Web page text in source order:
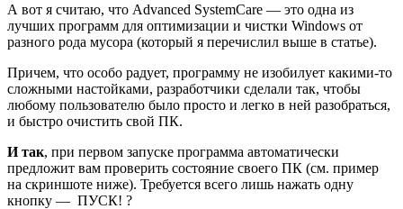
А вот я считаю, что Advanced SystemCare — это одна из
лучших программ для оптимизации и чистки Windows от
разного рода мусора (который я перечислил выше в статье).
Причем, что особо радует, программу не изобилует какими-то
сложными настойками, разработчики сделали так, чтобы
любому пользователю было просто и легко в ней разобраться,
и быстро очистить свой ПК.
И так, при первом запуске программа автоматически
предложит вам проверить состояние своего ПК (см. пример
на скриншоте ниже). Требуется всего лишь нажать одну
кнопку — ПУСК! ?